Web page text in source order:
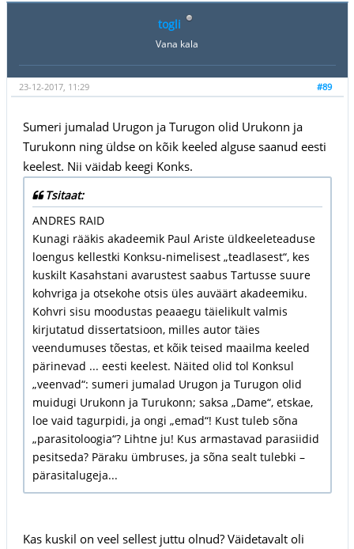
togli
Vana kala
#89
23-12-2017, 11:29
Sumeri jumalad Urugon ja Turugon olid Urukonn ja
Turukonn ning üldse on kõik keeled alguse saanud eesti
keelest. Nii väidab keegi Konks.
Tsitaat:
ANDRES RAID
Kunagi rääkis akadeemik Paul Ariste üldkeeleteaduse
loengus kellestki Konksu-nimelisest „teadlasest“, kes
kuskilt Kasahstani avarustest saabus Tartusse suure
kohvriga ja otsekohe otsis üles auväärt akadeemiku.
Kohvri sisu moodustas peaaegu täielikult valmis
kirjutatud dissertatsioon, milles autor täies
veendumuses tõestas, et kõik teised maailma keeled
pärinevad ... eesti keelest. Näited olid tol Konksul
„veenvad“: sumeri jumalad Urugon ja Turugon olid
muidugi Urukonn ja Turukonn; saksa „Dame“, etskae,
loe vaid tagurpidi, ja ongi „emad“! Kust tuleb sõna
„parasitoloogia“? Lihtne ju! Kus armastavad parasiidid
pesitseda? Päraku ümbruses, ja sõna sealt tulebki –
pärasitalugeja...
Kas kuskil on veel sellest juttu olnud? Väidetavalt oli